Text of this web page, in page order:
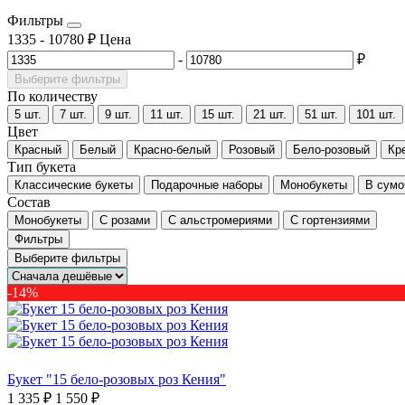
Фильтры
1335 - 10780 ₽ Цена
-
₽
Выберите фильтры
По количеству
5 шт. 7 шт. 9 шт. 11 шт. 15 шт. 21 шт. 51 шт. 101 шт.
Цвет
Красный Белый Красно-белый Розовый Бело-розовый
Тип букета
Классические букеты Подарочные наборы Монобукеты В
Состав
Монобукеты С розами С альстромериями
С гортензиями
Фильтры
Выберите фильтры
-14%
Букет "15 бело-розовых роз Кения"
1 335 ₽ 1 550 ₽